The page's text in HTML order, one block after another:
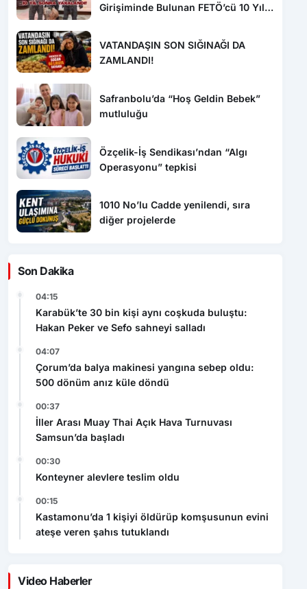
Girişiminde Bulunan FETÖ’cü 10 Yıl
VATANDAŞIN SON SIĞINAĞI DA
ZAMLANDI!
Safranbolu’da “Hoş Geldin Bebek”
mutluluğu
Özçelik-İş Sendikası’ndan “Algı
Operasyonu” tepkisi
1010 No’lu Cadde yenilendi, sıra
diğer projelerde
Son Dakika
04:15
Karabük’te 30 bin kişi aynı coşkuda buluştu:
Hakan Peker ve Sefo sahneyi salladı
04:07
Çorum’da balya makinesi yangına sebep oldu:
500 dönüm anız küle döndü
00:37
İller Arası Muay Thai Açık Hava Turnuvası
Samsun’da başladı
00:30
Konteyner alevlere teslim oldu
00:15
Kastamonu’da 1 kişiyi öldürüp komşusunun evini
ateşe veren şahıs tutuklandı
Video Haberler